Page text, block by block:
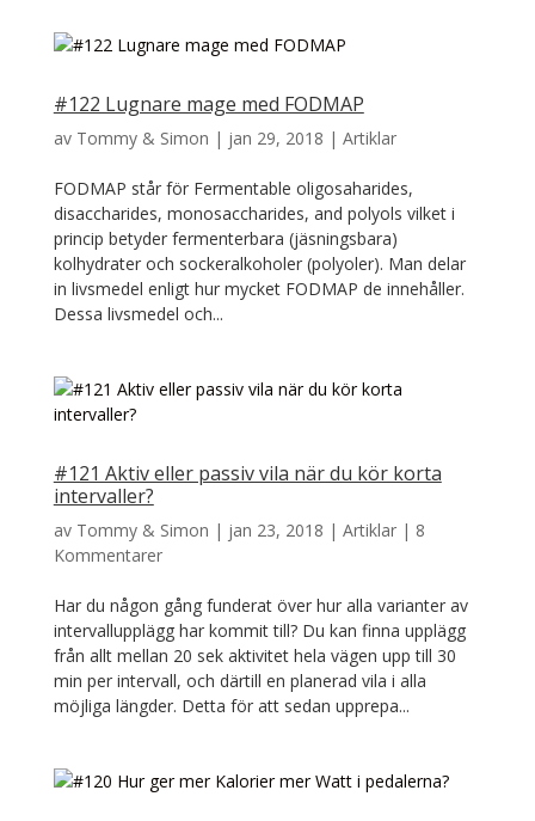
#122 Lugnare mage med FODMAP
av Tommy & Simon | jan 29, 2018 | Artiklar
FODMAP står för Fermentable oligosaharides,
disaccharides, monosaccharides, and polyols vilket i
princip betyder fermenterbara (jäsningsbara)
kolhydrater och sockeralkoholer (polyoler). Man delar
in livsmedel enligt hur mycket FODMAP de innehåller.
Dessa livsmedel och...
#121 Aktiv eller passiv vila när du kör korta
intervaller?
av Tommy & Simon | jan 23, 2018 | Artiklar| 8
Kommentarer
Har du någon gång funderat över hur alla varianter av
intervallupplägg har kommit till? Du kan finna upplägg
från allt mellan 20 sek aktivitet hela vägen upp till 30
min per intervall, och därtill en planerad vila i alla
möjliga längder. Detta för att sedan upprepa...